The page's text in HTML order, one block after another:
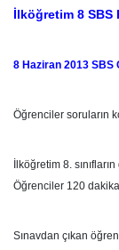
İlköğretim 8 SBS
8 Haziran 2013 SBS
Öğrenciler soruların
İlköğretim 8.
Öğrenciler 120
Sınavdan çıkan